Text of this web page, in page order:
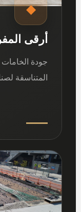
◆
أرقى
جودة الخامات
المتناسقة